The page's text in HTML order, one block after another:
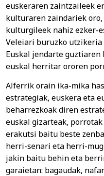
euskeraren zaintzaileek
kulturaren zaindariek oro,
kulturgileek nahiz
Veleiari buruzko utzikeria
Euskal jendarte guztiaren
euskal herritar ororen
Alferrik orain ika-mika
estrategiak, euskera eta
beharrezkoak diren
euskal gizarteak,
erakutsi baitu beste
herri-senari eta herri-
jakin baitu behin eta
garaietan: bagaudak,